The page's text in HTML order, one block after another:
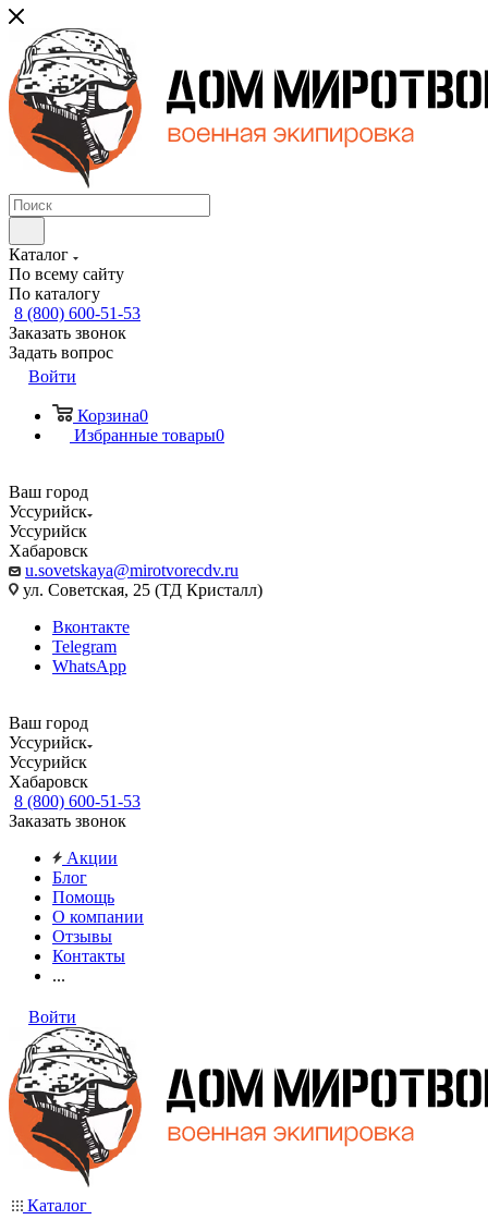
Каталог
По всему сайту
По каталогу
8 (800) 600-51-53
Заказать звонок
Задать вопрос
Войти
Корзина0
Избранные товары0
Ваш город
Уссурийск
Уссурийск
Хабаровск
u.sovetskaya@mirotvorecdv.ru
ул. Советская, 25 (ТД Кристалл)
Вконтакте
Telegram
WhatsApp
Ваш город
Уссурийск
Уссурийск
Хабаровск
8 (800) 600-51-53
Заказать звонок
Акции
Блог
Помощь
О компании
Отзывы
Контакты
...
Войти
Каталог